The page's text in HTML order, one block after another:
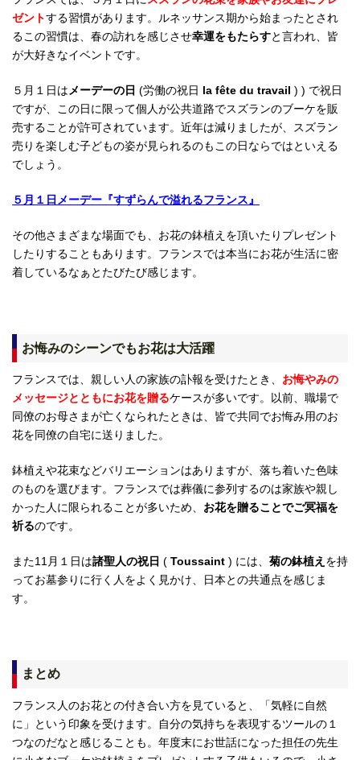
ゼントする習慣があります。ルネッサンス期から始まったとされ
るこの習慣は、春の訪れを感じさせ幸運をもたらすと言われ、皆
が大好きなイベントです。
５月１日は メーデーの日 (労働の祝日 la fête du travail ) ) で祝日
ですが、この日に限って個人が公共道路でスズランのブーケを販
売することが許可されています。近年は減りましたが、スズラン
売りを楽しむ子どもの姿が見られるのもこの日ならではといえる
でしょう。
５月１日メーデー『すずらんで溢れるフランス』
その他さまざまな場面でも、お花の鉢植えを頂いたりプレゼント
したりすることもあります。フランスでは本当にお花が生活に密
着しているなぁとたびたび感じます。
お悔みのシーンでもお花は大活躍
フランスでは、親しい人の家族の訃報を受けたとき、 お悔やみの
メッセージとともにお花を贈るケースが多いです。以前、職場で
同僚のお母さまが亡くなられたときは、皆で共同でお悔み用のお
花を同僚の自宅に送りました。
鉢植えや花束などバリエーションはありますが、落ち着いた色味
のものを選びます。フランスでは葬儀に参列するのは家族や親し
かった人に限られることが多いため、 お花を贈ることでご冥福を
祈るのです。
また11月１日は諸聖人の祝日 ( Toussaint ) には、 菊の鉢植え を持
ってお墓参りに行く人をよく見かけ、日本との共通点を感じま
す。
まとめ
フランス人のお花との付き合い方を見ていると、「気軽に自然
に」という印象を受けます。自分の気持ちを表現するツールの１
つなのだなと感じることも。年度末にお世話になった担任の先生